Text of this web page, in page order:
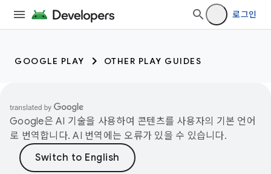
로그인
GOOGLE PLAY OTHER PLAY GUIDES
Google은 AI 기술을 사용하여 콘텐츠를 사용자의 기본 언어
로 번역합니다. AI 번역에는 오류가 있을 수 있습니다.